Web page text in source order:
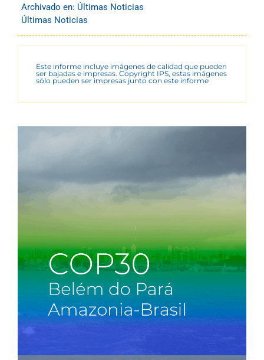
Archivado en: Últimas Noticias
Últimas Noticias
Este informe incluye imágenes de calidad que pueden
ser bajadas e impresas. Copyright IPS, estas imágenes
sólo pueden ser impresas junto con este informe